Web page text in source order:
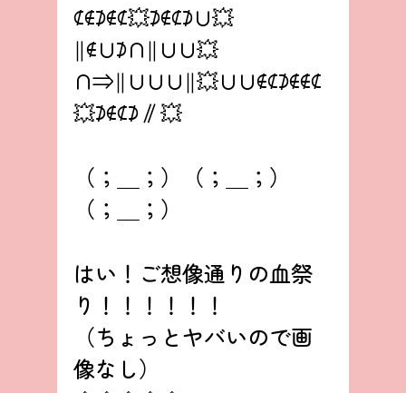
⊄∉⊅∉⊄💥⊅∉⊄⊅∪💥
∥∉∪⊅∩∥∪∪💥
∩⇒∥∪∪∪∥💥∪∪∉⊄⊅∉∉⊄
💥⊅∉⊄⊅∥💥
（；＿；）（；＿；）
（；＿；）
はい！ご想像通りの血祭
り！！！！！！
（ちょっとヤバいので画
像なし）